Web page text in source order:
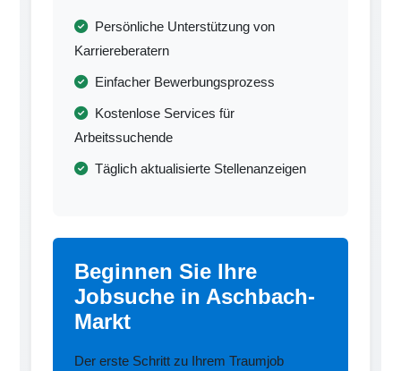
Persönliche Unterstützung von
Karriereberatern
Einfacher Bewerbungsprozess
Kostenlose Services für
Arbeitssuchende
Täglich aktualisierte Stellenanzeigen
Beginnen Sie Ihre
Jobsuche in Aschbach-
Markt
Der erste Schritt zu Ihrem Traumjob